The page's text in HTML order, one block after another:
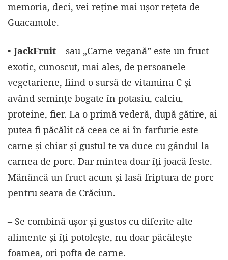
memoria, deci, vei reține mai ușor rețeta de
Guacamole.
• JackFruit – sau „Carne vegană” este un fruct
exotic, cunoscut, mai ales, de persoanele
vegetariene, fiind o sursă de vitamina C și
având seminţe bogate în potasiu, calciu,
proteine, fier. La o primă vederă, după gătire, ai
putea fi păcălit că ceea ce ai în farfurie este
carne și chiar și gustul te va duce cu gândul la
carnea de porc. Dar mintea doar îți joacă feste.
Mănăncă un fruct acum și lasă friptura de porc
pentru seara de Crăciun.
– Se combină ușor și gustos cu diferite alte
alimente și îți potolește, nu doar păcălește
foamea, ori pofta de carne.